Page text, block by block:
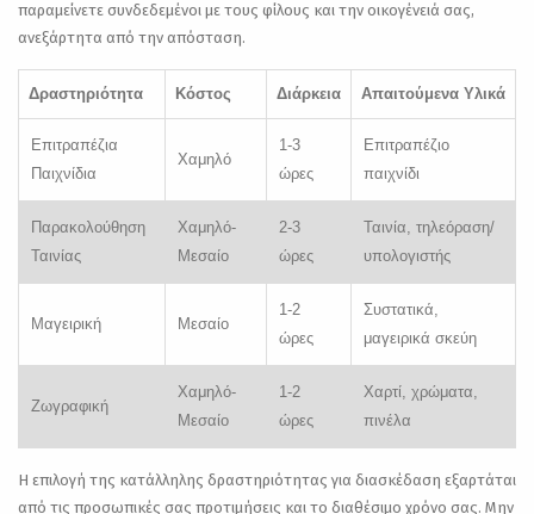
παραμείνετε συνδεδεμένοι με τους φίλους και την οικογένειά σας,
ανεξάρτητα από την απόσταση.
Δραστηριότητα Κόστος Διάρκεια Απαιτούμενα Υλικά
Επιτραπέζια
Παιχνίδια
Χαμηλό
1-3
ώρες
Επιτραπέζιο
παιχνίδι
Παρακολούθηση
Ταινίας
Χαμηλό-
Μεσαίο
2-3
ώρες
Ταινία, τηλεόραση/
υπολογιστής
Μαγειρική Μεσαίο
1-2
ώρες
Συστατικά,
μαγειρικά σκεύη
Ζωγραφική
Χαμηλό-
Μεσαίο
1-2
ώρες
Χαρτί, χρώματα,
πινέλα
Η επιλογή της κατάλληλης δραστηριότητας για διασκέδαση εξαρτάται
από τις προσωπικές σας προτιμήσεις και το διαθέσιμο χρόνο σας. Μην